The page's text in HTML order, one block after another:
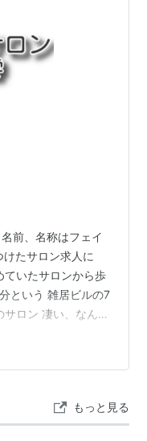
前、名称はフェイ
たサロン求人に
ていたサロンから歩
という 雑居ビルの7
ロン 凄い、なんて
｢店長の佐伯です｣
術チェックをして合
2週間後から大丈
られないので オーナ
もっと見る